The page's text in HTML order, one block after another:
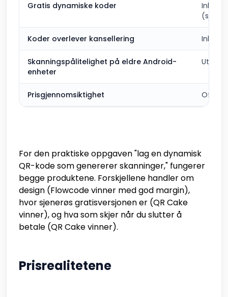
Gratis dynamiske koder
Koder overlever kansellering
Skanningspålitelighet på eldre Android-
enheter
Prisgjennomsiktighet
For den praktiske oppgaven "lag en dynamisk
QR-kode som genererer skanninger," fungerer
begge produktene. Forskjellene handler om
design (Flowcode vinner med god margin),
hvor sjenerøs gratisversjonen er (QR Cake
vinner), og hva som skjer når du slutter å
betale (QR Cake vinner).
Prisrealitetene